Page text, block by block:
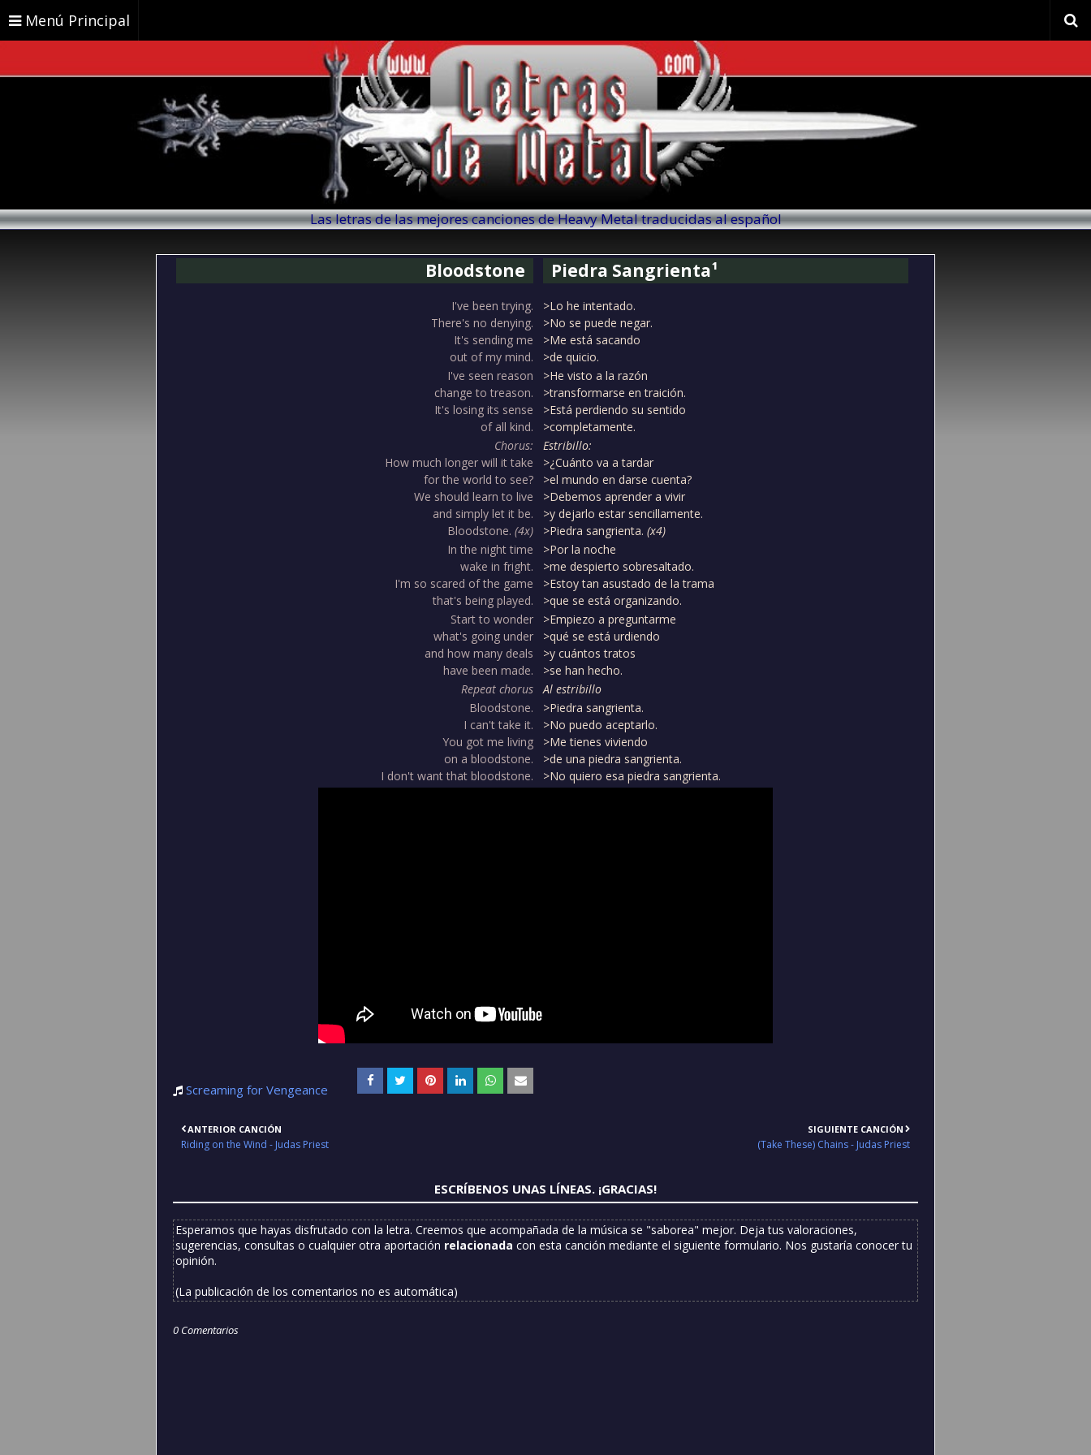
Menú Principal
Las letras de las mejores canciones de Heavy Metal traducidas al español
Bloodstone Piedra Sangrienta¹
I've been trying.
There's no denying.
It's sending me
out of my mind.
>Lo he intentado.
>No se puede negar.
>Me está sacando
>de quicio.
I've seen reason
change to treason.
It's losing its sense
of all kind.
>He visto a la razón
>transformarse en traición.
>Está perdiendo su sentido
>completamente.
Chorus:
How much longer will it take
for the world to see?
We should learn to live
and simply let it be.
Bloodstone. (4x)
Estribillo:
>¿Cuánto va a tardar
>el mundo en darse cuenta?
>Debemos aprender a vivir
>y dejarlo estar sencillamente.
>Piedra sangrienta. (x4)
In the night time
wake in fright.
I'm so scared of the game
that's being played.
>Por la noche
>me despierto sobresaltado.
>Estoy tan asustado de la trama
>que se está organizando.
Start to wonder
what's going under
and how many deals
have been made.
>Empiezo a preguntarme
>qué se está urdiendo
>y cuántos tratos
>se han hecho.
Repeat chorus
Al estribillo
Bloodstone.
I can't take it.
You got me living
on a bloodstone.
I don't want that bloodstone.
>Piedra sangrienta.
>No puedo aceptarlo.
>Me tienes viviendo
>de una piedra sangrienta.
>No quiero esa piedra sangrienta.
Screaming for Vengeance
ANTERIOR CANCIÓN
Riding on the Wind - Judas Priest
SIGUIENTE CANCIÓN
(Take These) Chains - Judas Priest
ESCRÍBENOS UNAS LÍNEAS. ¡GRACIAS!
Esperamos que hayas disfrutado con la letra. Creemos que acompañada de la música se "saborea" mejor. Deja tus valoraciones,
sugerencias, consultas o cualquier otra aportación relacionada con esta canción mediante el siguiente formulario. Nos gustaría conocer tu
opinión.
(La publicación de los comentarios no es automática)
0 Comentarios